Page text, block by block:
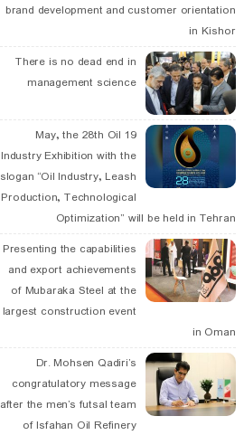
brand development and customer orientation
in Kishor
There is no dead end in
management science
19 May, the 28th Oil
Industry Exhibition with the
slogan “Oil Industry, Leash
Production, Technological
Optimization” will be held in Tehran
Presenting the capabilities
and export achievements
of Mubaraka Steel at the
largest construction event
in Oman
Dr. Mohsen Qadiri’s
congratulatory message
after the men’s futsal team
of Isfahan Oil Refinery